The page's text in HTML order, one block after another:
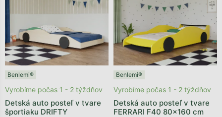
Benlemi®
Detská auto posteľ v tvare
športiaku DRIFTY
Vyrobíme počas 1 - 2 týždňov
Benlemi®
Detská auto posteľ v tvare
FERRARI F40 80x160 cm
Vyrobíme počas 1 - 2 týždňov